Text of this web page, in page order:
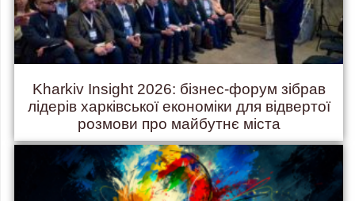
Kharkiv Insight 2026: бізнес-форум зібрав
лідерів харківської економіки для відвертої
розмови про майбутнє міста